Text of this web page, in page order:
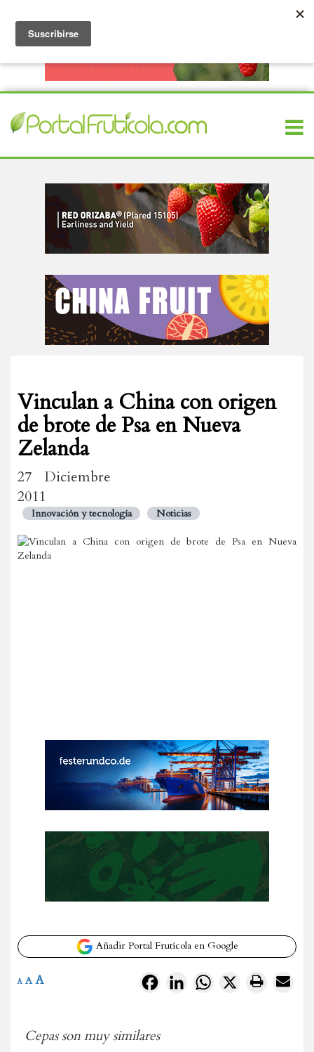
Vinculan a China con origen
de brote de Psa en Nueva
Zelanda
27 Diciembre
2011
Innovación y tecnología Noticias
Añadir Portal Frutícola en Google
FacebookLinkedInWhatsApp
X
A A A
Cepas son muy similares